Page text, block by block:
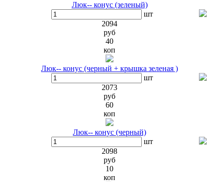
Люк-- конус (зеленый)
шт
2094
руб
40
коп
Люк-- конус (черный + крышка зеленая )
шт
2073
руб
60
коп
Люк-- конус (черный)
шт
2098
руб
10
коп